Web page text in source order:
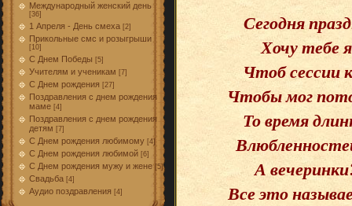
Международный женский день
[36]
1 Апреля - День смеха [2]
Прикольные смс и розыгрыши
[10]
С Днем Победы [5]
Учителям и ученикам [7]
С Днем рождения [27]
Поздравления с днем рождения
маме [4]
Поздравления с днем рождения
детям [7]
С Днем рождения любимому [4]
С Днем рождения любимой [6]
С Днем рождения мужу и жене [5]
Свадьба [4]
Аудио поздравления [4]
Сегодня
Хочу тебе
Чтоб сессии
Чтобы мог
То время
А
Все это